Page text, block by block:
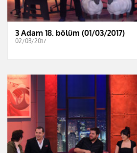
3 Adam 18. bölüm (01/03/2017)
02/03/2017